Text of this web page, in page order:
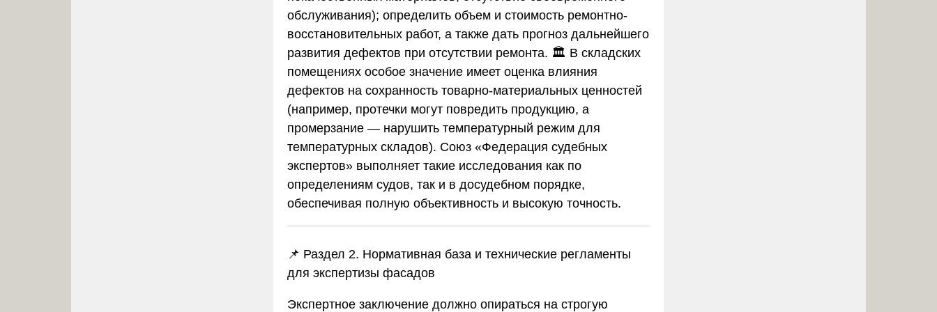
обслуживания); определить объем и стоимость ремонтно-
восстановительных работ, а также дать прогноз дальнейшего
развития дефектов при отсутствии ремонта. 🏛️ В складских
помещениях особое значение имеет оценка влияния
дефектов на сохранность товарно-материальных ценностей
(например, протечки могут повредить продукцию, а
промерзание — нарушить температурный режим для
температурных складов). Союз «Федерация судебных
экспертов» выполняет такие исследования как по
определениям судов, так и в досудебном порядке,
обеспечивая полную объективность и высокую точность.
📌 Раздел 2. Нормативная база и технические регламенты
для экспертизы фасадов
Экспертное заключение должно опираться на строгую